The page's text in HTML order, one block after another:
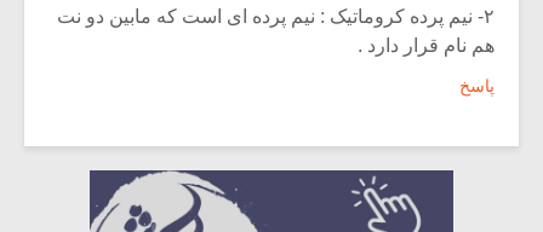
۲- نیم پرده کروماتیک : نیم پرده ای است که مابین دو نت
هم نام قرار دارد .
پاسخ